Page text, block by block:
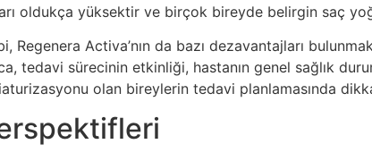
oldukça yüksektir ve birçok bireyde belirgin saç
Activa’nın da bazı dezavantajları
tedavi sürecinin etkinliği, hastanın genel sağlık
olan bireylerin tedavi planlamasında